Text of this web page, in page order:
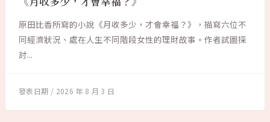
原田比香所寫的小說《月收多少，才會幸福？》，描寫六位不
同經濟狀況、處在人生不同階段女性的理財故事。作者試圖探
討...
2026 年 8 月 3 日